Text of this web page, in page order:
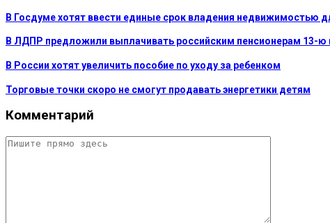
В Госдуме хотят ввести единые срок владения недвижимостью
В ЛДПР предложили выплачивать российским пенсионерам 13-ю
В России хотят увеличить пособие по уходу за ребенком
Торговые точки скоро не смогут продавать энергетики детям
Комментарий